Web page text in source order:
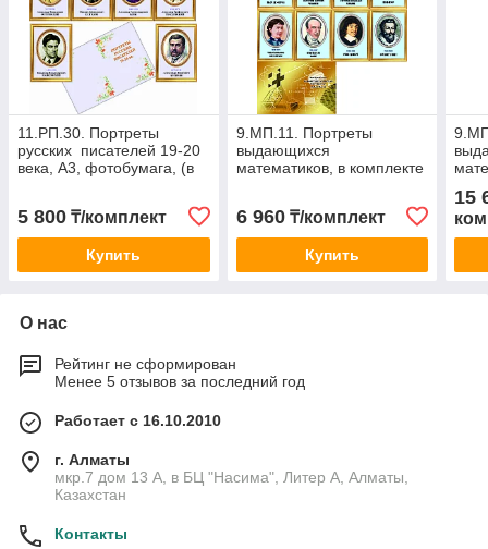
11.РП.30. Портреты
русских писателей 19-20
века, А3, фотобумага, (в
5 800 ₸/комплект
Купить
9.МП.11. Портреты
выдающихся
математиков, в комплекте
6 960₸/комплект
Купить
15
О нас
Рейтинг не сформирован
Менее 5 отзывов за последний год
Работает с 16.10.2010
г. Алматы
мкр.7 дом 13 А, в БЦ "Насима", Литер А, Алматы,
Казахстан
Контакты